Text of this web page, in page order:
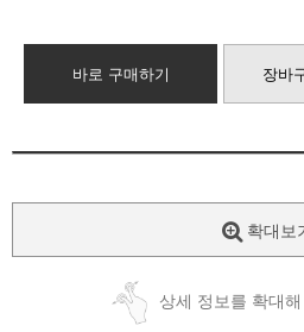
바로 구매하기 장바
확대보
상세 정보를 확대